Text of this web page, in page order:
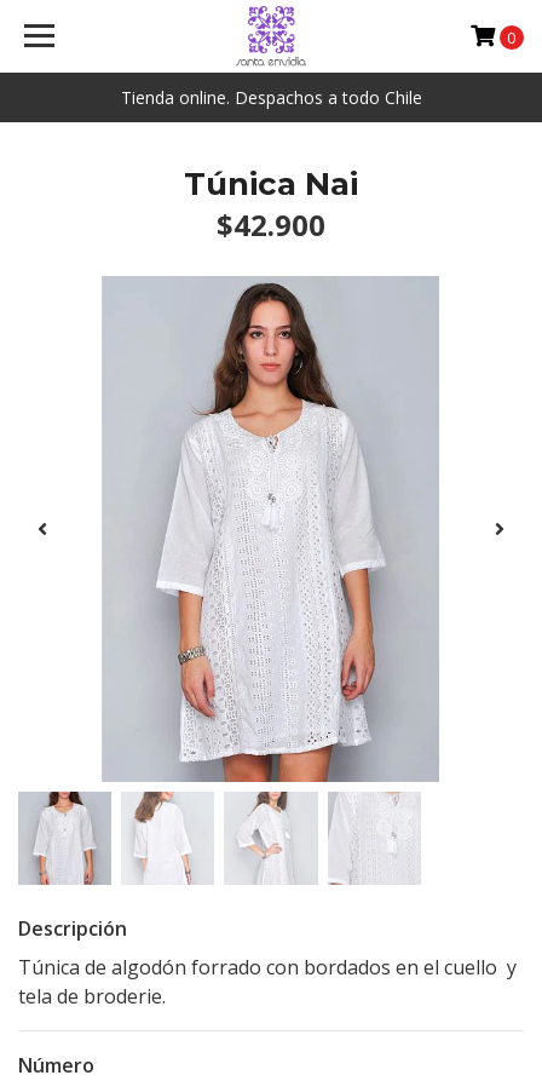
Tienda online. Despachos a todo Chile
0
Túnica Nai
$42.900
Descripción
Túnica de algodón forrado con bordados en el cuello y
tela de broderie.
Número